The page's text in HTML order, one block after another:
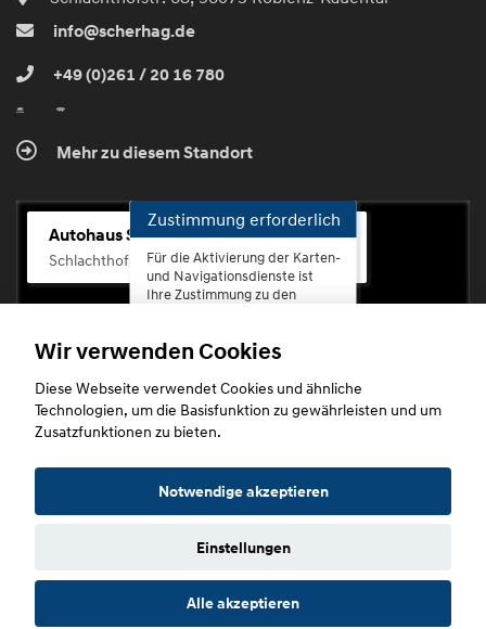
info@scherhag.de
+49 (0)261 / 20 16 780
Mehr zu diesem Standort
Autohaus Scherhag
Schlachthofstr. 68, 56073 Koblenz-Rauental
Zustimmung erforderlich
Für die Aktivierung der Karten-
und Navigationsdienste ist
Ihre Zustimmung zu den
erforderlich.
Zustimmen
Copyright © 2026. Autohaus Scherhag
Datenschutz Impressum
Wir verwenden Cookies
Diese Webseite verwendet Cookies und ähnliche
Technologien, um die Basisfunktion zu gewährleisten und um
Zusatzfunktionen zu bieten.
Notwendige akzeptieren
Einstellungen
Alle akzeptieren